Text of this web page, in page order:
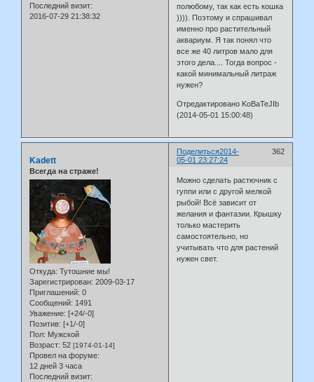
Последний визит:
2016-07-29 21:38:32
полюбому, так как есть кошка
)))). Поэтому и спрашивал
именно про растительный
аквариум. Я так понял что
все же 40 литров мало для
этого дела.... Тогда вопрос -
какой минимальный литраж
нужен?
Отредактировано KoBaTeJIb
(2014-05-01 15:00:48)
Поделиться 362
2014-
05-01 23:27:24
Kadett
Всегда на страже!
Откуда: Тутошние мы!
Зарегистрирован: 2009-03-17
Приглашений: 0
Сообщений: 1491
Уважение: [+24/-0]
Позитив: [+1/-0]
Пол: Мужской
Возраст: 52 [1974-01-14]
Провел на форуме:
12 дней 3 часа
Последний визит:
Можно сделать растючник с
гуппи или с другой мелкой
рыбой! Всё зависит от
желания и фантазии. Крышку
только мастерить
самостоятельно, но
учитывать что для растений
нужен свет.